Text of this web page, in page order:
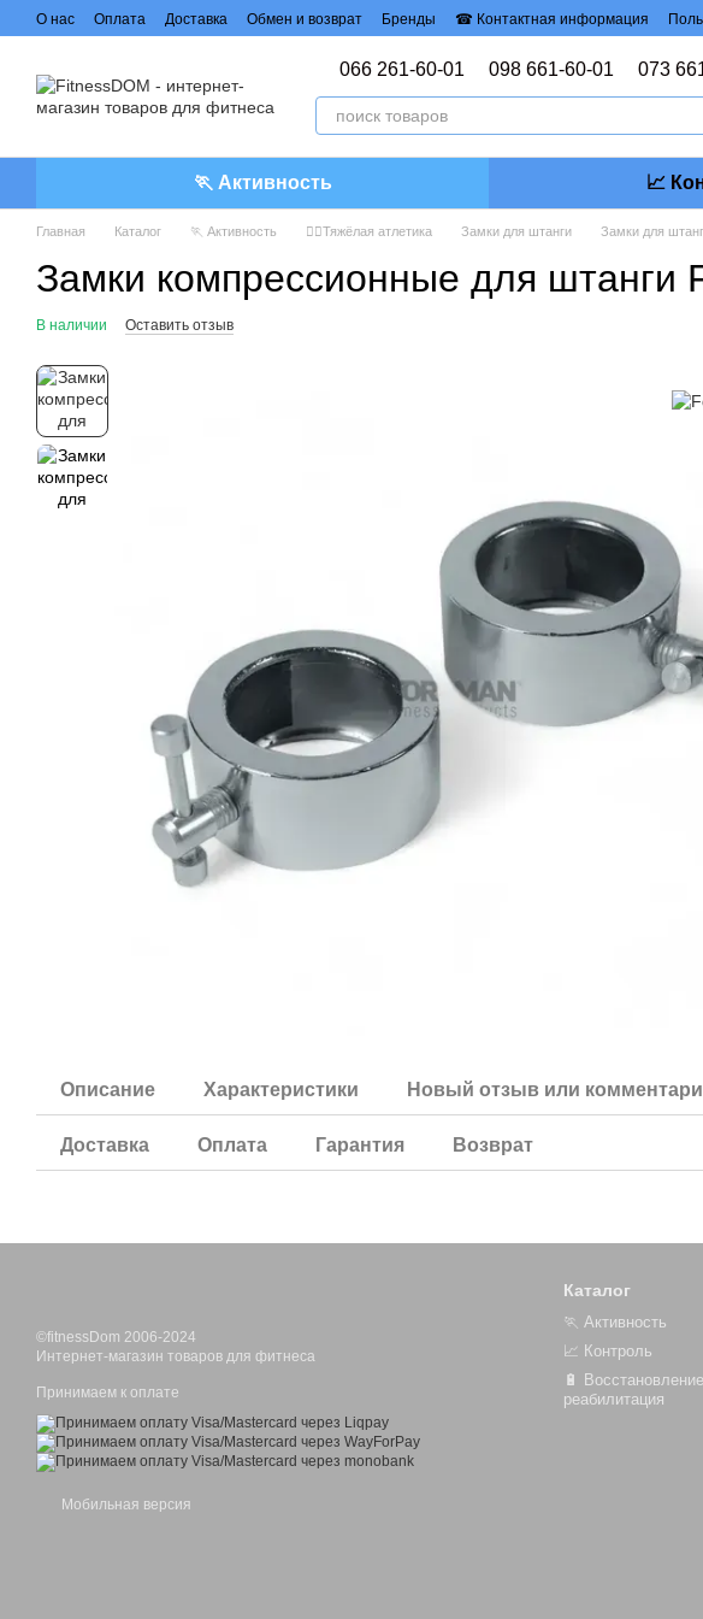
Перейти к основному контенту
О нас Оплата Доставка Обмен и возврат Бренды ☎ Контактная информация
066 261-60-01 098 661-60-01 073
🏃 Активность 📈
Главная Каталог 🏃 Активность 🏋️‍♀️Тяжёлая атлетика Замки для штанги Замки для
Замки компрессионные для штанги
В наличии Оставить отзыв
Описание Характеристики Новый отзыв или
Доставка Оплата Гарантия Возврат
©fitnessDom 2006-2024
Интернет-магазин товаров для фитнеса
Принимаем к оплате
Мобильная версия
Каталог
🏃 Активность
📈 Контроль
🔋
реабилитация